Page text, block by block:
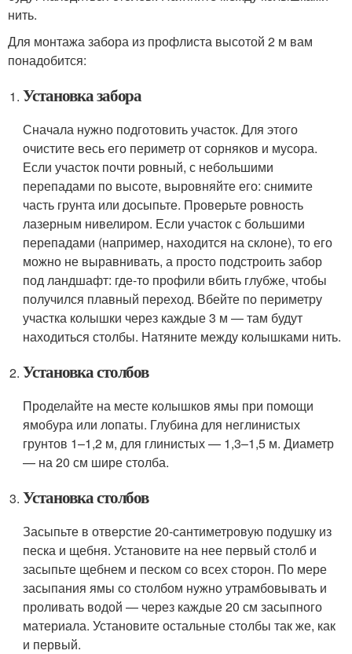
нить.
Для монтажа забора из профлиста высотой 2 м вам
понадобится:
Установка забора
Сначала нужно подготовить участок. Для этого
очистите весь его периметр от сорняков и мусора.
Если участок почти ровный, с небольшими
перепадами по высоте, выровняйте его: снимите
часть грунта или досыпьте. Проверьте ровность
лазерным нивелиром. Если участок с большими
перепадами (например, находится на склоне), то его
можно не выравнивать, а просто подстроить забор
под ландшафт: где-то профили вбить глубже, чтобы
получился плавный переход. Вбейте по периметру
участка колышки через каждые 3 м — там будут
находиться столбы. Натяните между колышками нить.
Установка столбов
Проделайте на месте колышков ямы при помощи
ямобура или лопаты. Глубина для неглинистых
грунтов 1–1,2 м, для глинистых — 1,3–1,5 м. Диаметр
— на 20 см шире столба.
Установка столбов
Засыпьте в отверстие 20-сантиметровую подушку из
песка и щебня. Установите на нее первый столб и
засыпьте щебнем и песком со всех сторон. По мере
засыпания ямы со столбом нужно утрамбовывать и
проливать водой — через каждые 20 см засыпного
материала. Установите остальные столбы так же, как
и первый.